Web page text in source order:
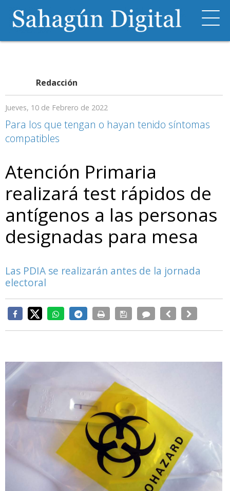
Redacción
Jueves, 10 de Febrero de 2022
Para los que tengan o hayan tenido síntomas
compatibles
Atención Primaria
realizará test rápidos de
antígenos a las personas
designadas para mesa
Las PDIA se realizarán antes de la jornada
electoral